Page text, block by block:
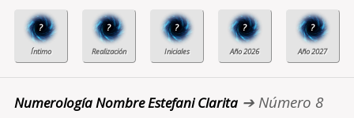
? ? ? ? ?
Numerología Nombre Estefani Clarita➔ Número 8